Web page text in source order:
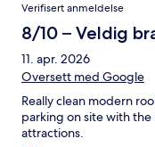
Verifisert anmeldelse
8/10 – Veldig
11. apr. 2026
Oversett med Google
Really clean modern
parking on site with
attractions.